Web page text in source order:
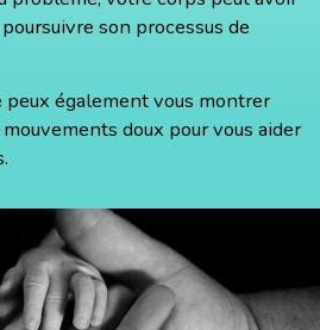
son processus de
peux également vous montrer
doux pour vous aider